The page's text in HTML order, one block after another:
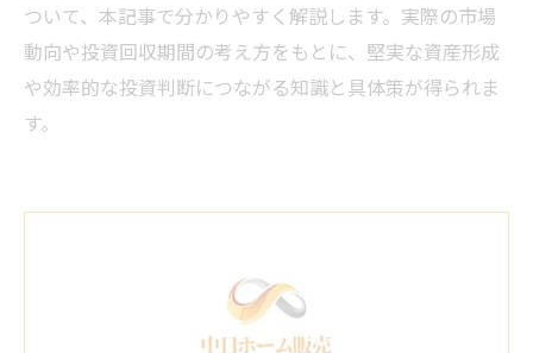
ついて、本記事で分かりやすく解説します。実際の市場
動向や投資回収期間の考え方をもとに、堅実な資産形成
や効率的な投資判断につながる知識と具体策が得られま
す。